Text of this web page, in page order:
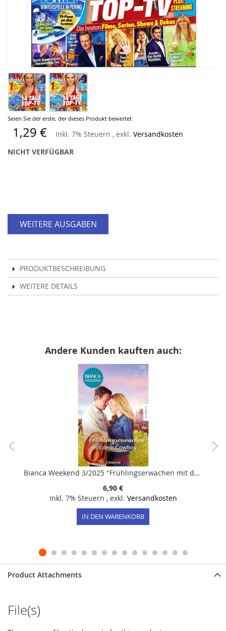
Seien Sie der erste, der dieses Produkt bewertet
1,29 € Inkl. 7% Steuern , exkl. Versandkosten
NICHT VERFÜGBAR
WEITERE AUSGABEN
PRODUKTBESCHREIBUNG
WEITERE DETAILS
Zum
Anfang
der
Bildergalerie
springen
Andere Kunden kauften auch:
Bianca Weekend 3/2025 "Frühlingserwachen mit dem Cowboy"
6,90 €
Inkl. 7% Steuern , exkl. Versandkosten
IN DEN WARENKORB
Product Attachments
File(s)